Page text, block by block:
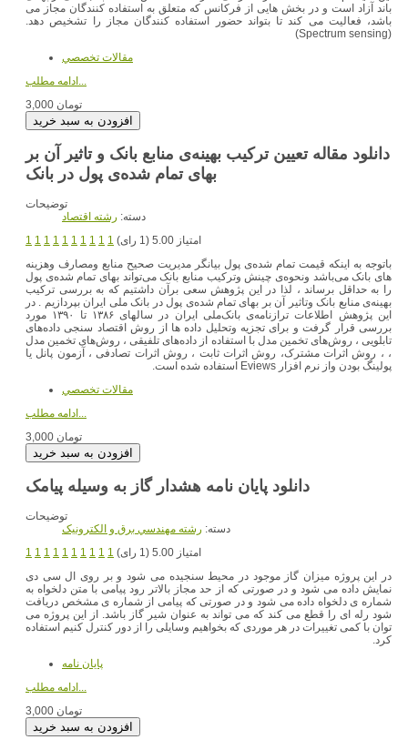
باند آزاد است و در بخش هایی از فرکانس که متعلق به استفاده کنندگان مجاز می
باشد، فعالیت می کند تا بتواند حضور استفاده کنندگان مجاز را تشخیص دهد.
(Spectrum sensing)
مقالات تخصصي
ادامه مطلب...
3,000 تومان
دانلود مقاله تعیین ترکیب بهینه‌ی منابع بانک و تاثیر آن بر
بهای تمام شده‌ی پول در بانک
توضیحات
دسته: رشته اقتصاد
1 1 1 1 1 1 1 1 1 1
امتیاز 5.00 (1 رای)
باتوجه به اینکه قیمت تمام شده‌ی پول بیانگر مدیریت صحیح منابع ومصارف وهزینه
های بانک می‌باشد ونحوه‌ی چینش وترکیب منابع بانک می‌تواند بهای تمام شده‌ی پول
را به حداقل برساند ، لذا در این پژوهش سعی برآن داشتیم که به بررسی ترکیب
بهینه‌ی منابع بانک وتاثیر آن بر بهای تمام شده‌ی پول در بانک ملی ایران بپردازیم . در
این پژوهش اطلاعات ترازنامه‌ی بانک‌ملی ایران در سالهای ۱۳۸۶ تا ۱۳۹۰ مورد
بررسی قرار گرفت و برای تجزیه وتحلیل داده ها از روش اقتصاد سنجی داده‌های
تابلویی ، روش‌های تخمین مدل با استفاده از داده‌های تلفیقی ، روش‌های تخمین مدل
، ، روش اثرات مشترک، روش اثرات ثابت ، روش اثرات تصادفی ، آزمون پانل یا
پولینگ بودن واز نرم افزار Eviews استفاده شده است.
مقالات تخصصي
ادامه مطلب...
3,000 تومان
دانلود پایان نامه هشدار گاز به وسیله پیامک
توضیحات
دسته: رشته مهندسي برق و الکترونيک
1 1 1 1 1 1 1 1 1 1
امتیاز 5.00 (1 رای)
در این پروژه میزان گاز موجود در محیط سنجیده می شود و بر روی ال سی دی
نمایش داده می شود و در صورتی که از حد مجاز بالاتر رود پیامی با متن دلخواه به
شماره ی دلخواه داده می شود و در صورتی که پیامی از شماره ی مشخص دریافت
شود رله ای را قطع می کند که می تواند به عنوان شیر گاز باشد. از این پروژه می
توان با کمی تغییرات در هر موردی که بخواهیم وسایلی را از دور کنترل کنیم استفاده
کرد.
پایان نامه
ادامه مطلب...
3,000 تومان